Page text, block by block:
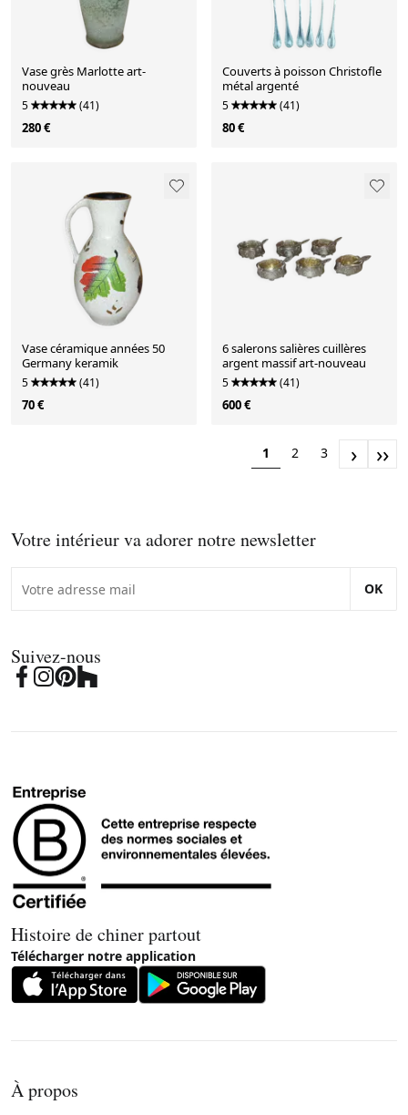
Vase grès Marlotte art-
nouveau
5 (41)
280 €
Couverts à poisson Christofle
métal argenté
5 (41)
80 €
Vase céramique années 50
Germany keramik
5 (41)
70 €
6 salerons salières cuillères
argent massif art-nouveau
5 (41)
600 €
1 2 3 › ››
Votre intérieur va adorer notre newsletter
OK
Suivez-nous
Histoire de chiner partout
Télécharger notre application
À propos